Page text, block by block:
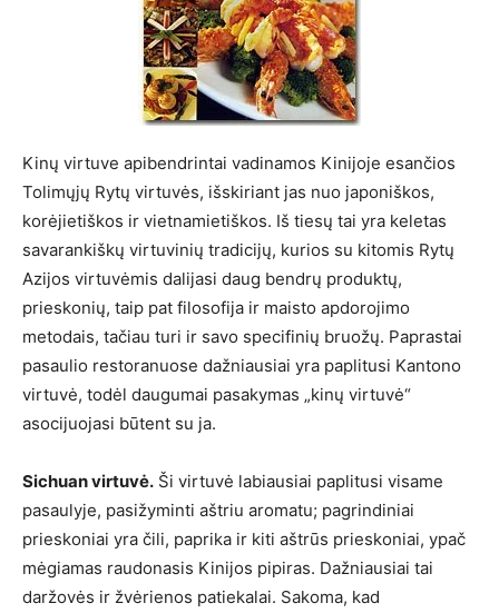
Kinų virtuve apibendrintai vadinamos Kinijoje esančios
Tolimųjų Rytų virtuvės, išskiriant jas nuo japoniškos,
korėjietiškos ir vietnamietiškos. Iš tiesų tai yra keletas
savarankiškų virtuvinių tradicijų, kurios su kitomis Rytų
Azijos virtuvėmis dalijasi daug bendrų produktų,
prieskonių, taip pat filosofija ir maisto apdorojimo
metodais, tačiau turi ir savo specifinių bruožų. Paprastai
pasaulio restoranuose dažniausiai yra paplitusi Kantono
virtuvė, todėl daugumai pasakymas „kinų virtuvė“
asocijuojasi būtent su ja.
Sichuan virtuvė. Ši virtuvė labiausiai paplitusi visame
pasaulyje, pasižyminti aštriu aromatu; pagrindiniai
prieskoniai yra čili, paprika ir kiti aštrūs prieskoniai, ypač
mėgiamas raudonasis Kinijos pipiras. Dažniausiai tai
daržovės ir žvėrienos patiekalai. Sakoma, kad